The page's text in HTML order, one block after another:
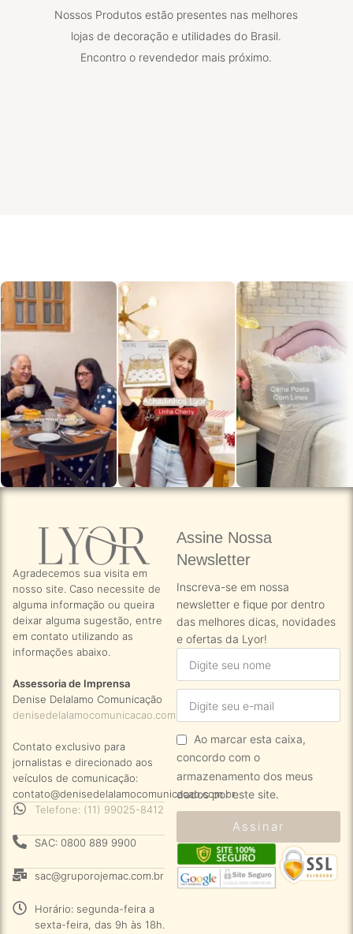
Nossos Produtos estão presentes nas melhores
lojas de decoração e utilidades do Brasil.
Encontro o revendedor mais próximo.
Agradecemos sua visita em
nosso site. Caso necessite de
alguma informação ou queira
deixar alguma sugestão, entre
em contato utilizando as
informações abaixo.
Assessoria de Imprensa
Denise Delalamo Comunicação
denisedelalamocomunicacao.com.br
Contato exclusivo para
jornalistas e direcionado aos
veículos de comunicação:
contato@denisedelalamocomunicacao.com.br
Telefone: (11) 99025-8412
SAC: 0800 889 9900
sac@gruporojemac.com.br
Horário: segunda-feira a
sexta-feira, das 9h às 18h.
Assine Nossa
Newsletter​
Inscreva-se em nossa
newsletter e fique por dentro
das melhores dicas, novidades
e ofertas da Lyor!
Ao marcar esta caixa,
concordo com o
armazenamento dos meus
dados por este site.
Assinar